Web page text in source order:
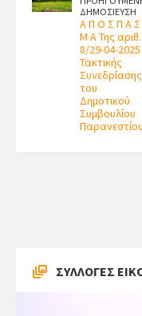
ΔΗΜΟΣΙΕΥΣΗ
Α Π Ο Σ Π Α Σ
Μ Α Της αριθ.
8/29-04-2025
Τακτικής
Συνεδρίασης
του
Δημοτικού
Συμβουλίου
ΣΥΛΛΟΓΕΣ